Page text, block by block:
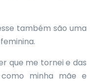
também são uma
que me tornei e das
minha mãe e